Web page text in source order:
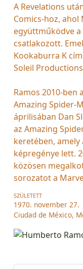
A Revelations
Comics-hoz,
együttműködve
csatlakozott.
Kookaburra K
Soleil
Ramos 2010-ben
Amazing Spider-
áprilisában Dan
az Amazing
keretében, amely
képregénye lett.
közösen
sorozatot a
SZÜLETETT
1970. november 27.
Ciudad de México,